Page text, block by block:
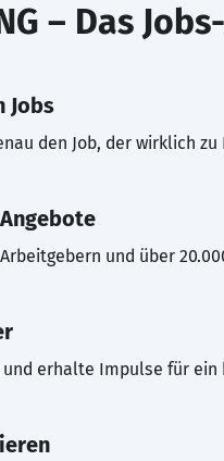
– Das
Jobs
den Job, der wirklich zu
und über
erhalte Impulse für ein